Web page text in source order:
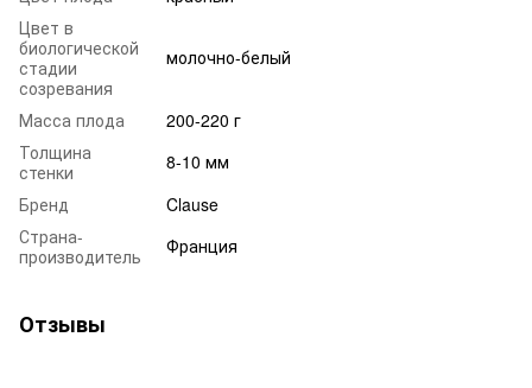
Цвет в
биологической
стадии
созревания
молочно-белый
Масса плода
200-220 г
Толщина
стенки
8-10 мм
Бренд
Clause
Страна-
производитель
Франция
Отзывы